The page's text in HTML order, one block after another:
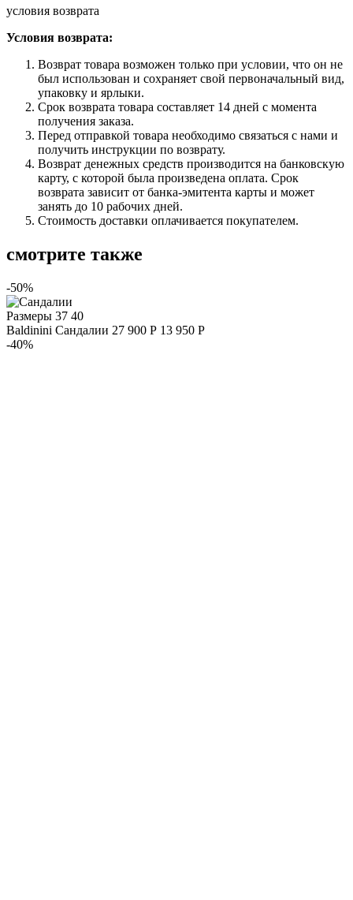
условия возврата
Условия возврата:
Возврат товара возможен только при условии, что он не
был использован и сохраняет свой первоначальный вид,
упаковку и ярлыки.
Срок возврата товара составляет 14 дней с момента
получения заказа.
Перед отправкой товара необходимо связаться с нами и
получить инструкции по возврату.
Возврат денежных средств производится на банковскую
карту, с которой была произведена оплата. Срок
возврата зависит от банка-эмитента карты и может
занять до 10 рабочих дней.
Стоимость доставки оплачивается покупателем.
смотрите также
-50%
Размеры 37 40
Baldinini Сандалии 27 900 Р 13 950 Р
-40%